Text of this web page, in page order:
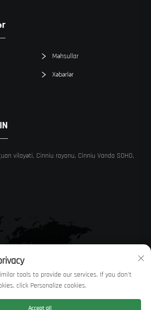
Məhsullar
Xəbərlər
vilayəti, Cinniu rayonu, Cinniu Vanda SOHO,
tools to provide our services. If you don't
click Personalize cookies.
Accept all